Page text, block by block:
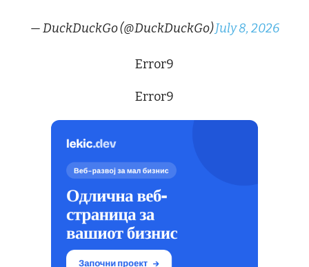
— DuckDuckGo (@DuckDuckGo)July 8, 2026
Error9
Error9